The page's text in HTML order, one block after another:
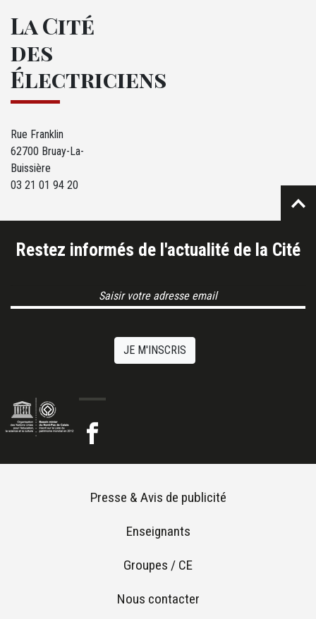
La Cité
des
Électriciens
Rue Franklin
62700 Bruay-La-
Buissière
03 21 01 94 20
Restez informés de l'actualité de la Cité
JE M'INSCRIS
Footer menu
Presse & Avis de publicité
Enseignants
Groupes / CE
Nous contacter